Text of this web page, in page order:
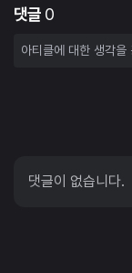
댓글 0
댓글이 없습니다.